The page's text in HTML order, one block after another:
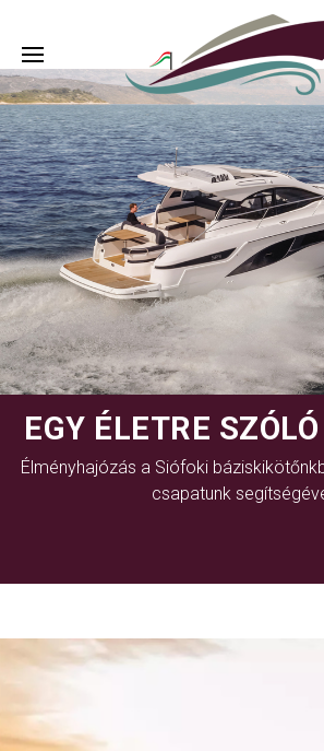
EGY ÉLETRE
Élményhajózás a Siófoki
csapatunk